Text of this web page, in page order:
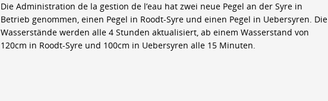
Die Administration de la gestion de l’eau hat zwei neue Pegel an der Syre in
Betrieb genommen, einen Pegel in Roodt-Syre und einen Pegel in Uebersyren. Die
Wasserstände werden alle 4 Stunden aktualisiert, ab einem Wasserstand von
120cm in Roodt-Syre und 100cm in Uebersyren alle 15 Minuten.